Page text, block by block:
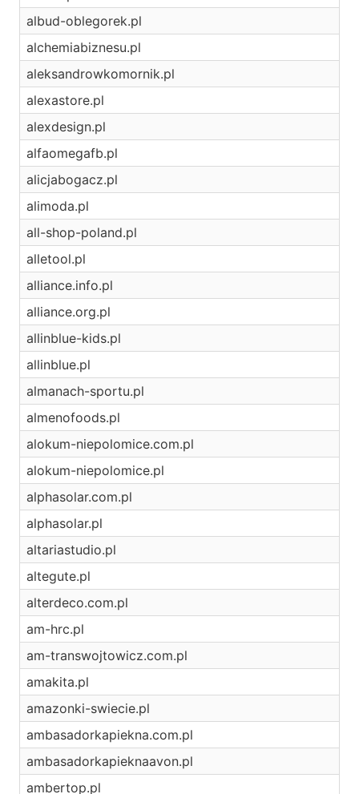
albud-oblegorek.pl
alchemiabiznesu.pl
aleksandrowkomornik.pl
alexastore.pl
alexdesign.pl
alfaomegafb.pl
alicjabogacz.pl
alimoda.pl
all-shop-poland.pl
alletool.pl
alliance.info.pl
alliance.org.pl
allinblue-kids.pl
allinblue.pl
almanach-sportu.pl
almenofoods.pl
alokum-niepolomice.com.pl
alokum-niepolomice.pl
alphasolar.com.pl
alphasolar.pl
altariastudio.pl
altegute.pl
alterdeco.com.pl
am-hrc.pl
am-transwojtowicz.com.pl
amakita.pl
amazonki-swiecie.pl
ambasadorkapiekna.com.pl
ambasadorkapieknaavon.pl
ambertop.pl